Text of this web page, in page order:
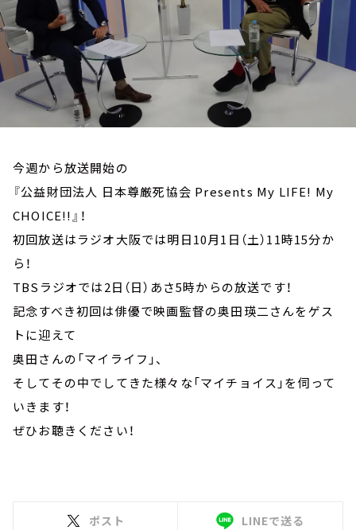
今週から放送開始の
『公益財団法人 日本尊厳死協会 Presents My LIFE! My
CHOICE!!』！
初回放送はラジオ大阪では明日10月1日（土）11時15分か
ら！
TBSラジオでは2日（日）あさ5時からの放送です！
記念すべき初回は俳優で映画監督の奥田瑛二さんをゲス
トに迎えて
奥田さんの「マイライフ」、
そしてその中でしてきた様々な「マイチョイス」を伺って
いきます！
ぜひお聴きください！
ポスト LINEで送る